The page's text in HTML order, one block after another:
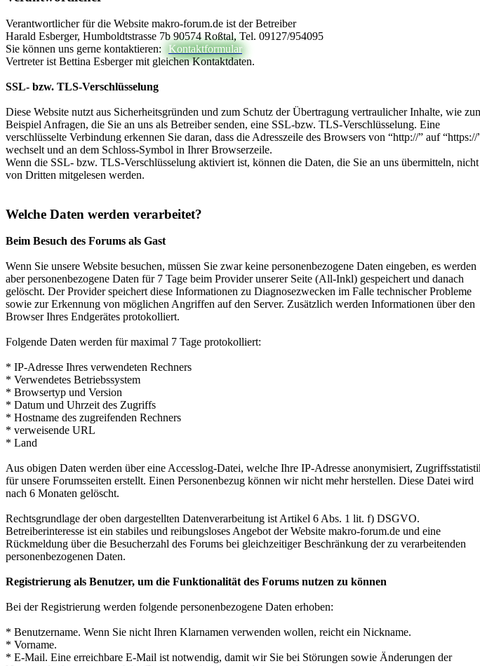
Verantwortlicher für die Website makro-forum.de ist der Betreiber
Harald Esberger, Humboldtstrasse 7b 90574 Roßtal, Tel. 09127/954095
Sie können uns gerne kontaktieren:
Kontaktformular
Vertreter ist Bettina Esberger mit gleichen Kontaktdaten.
SSL- bzw. TLS-Verschlüsselung
Diese Website nutzt aus Sicherheitsgründen und zum Schutz der Übertragung vertraulicher Inhalte, wie
Beispiel Anfragen, die Sie an uns als Betreiber senden, eine SSL-bzw. TLS-Verschlüsselung. Eine
verschlüsselte Verbindung erkennen Sie daran, dass die Adresszeile des Browsers von “http://” auf “https://
wechselt und an dem Schloss-Symbol in Ihrer Browserzeile.
Wenn die SSL- bzw. TLS-Verschlüsselung aktiviert ist, können die Daten, die Sie an uns übermitteln, nicht
von Dritten mitgelesen werden.
Welche Daten werden verarbeitet?
Beim Besuch des Forums als Gast
Wenn Sie unsere Website besuchen, müssen Sie zwar keine personenbezogene Daten eingeben, es werden
aber personenbezogene Daten für 7 Tage beim Provider unserer Seite (All-Inkl) gespeichert und danach
gelöscht. Der Provider speichert diese Informationen zu Diagnosezwecken im Falle technischer Probleme
sowie zur Erkennung von möglichen Angriffen auf den Server. Zusätzlich werden Informationen über den
Browser Ihres Endgerätes protokolliert.
Folgende Daten werden für maximal 7 Tage protokolliert:
* IP-Adresse Ihres verwendeten Rechners
* Verwendetes Betriebssystem
* Browsertyp und Version
* Datum und Uhrzeit des Zugriffs
* Hostname des zugreifenden Rechners
* verweisende URL
* Land
Aus obigen Daten werden über eine Accesslog-Datei, welche Ihre IP-Adresse anonymisiert,
für unsere Forumsseiten erstellt. Einen Personenbezug können wir nicht mehr herstellen. Diese Datei wird
nach 6 Monaten gelöscht.
Rechtsgrundlage der oben dargestellten Datenverarbeitung ist Artikel 6 Abs. 1 lit. f) DSGVO.
Betreiberinteresse ist ein stabiles und reibungsloses Angebot der Website makro-forum.de und eine
Rückmeldung über die Besucherzahl des Forums bei gleichzeitiger Beschränkung der zu verarbeitenden
personenbezogenen Daten.
Registrierung als Benutzer, um die Funktionalität des Forums nutzen zu können
Bei der Registrierung werden folgende personenbezogene Daten erhoben:
* Benutzername. Wenn Sie nicht Ihren Klarnamen verwenden wollen, reicht ein Nickname.
* Vorname.
* E-Mail. Eine erreichbare E-Mail ist notwendig, damit wir Sie bei Störungen sowie Änderungen der